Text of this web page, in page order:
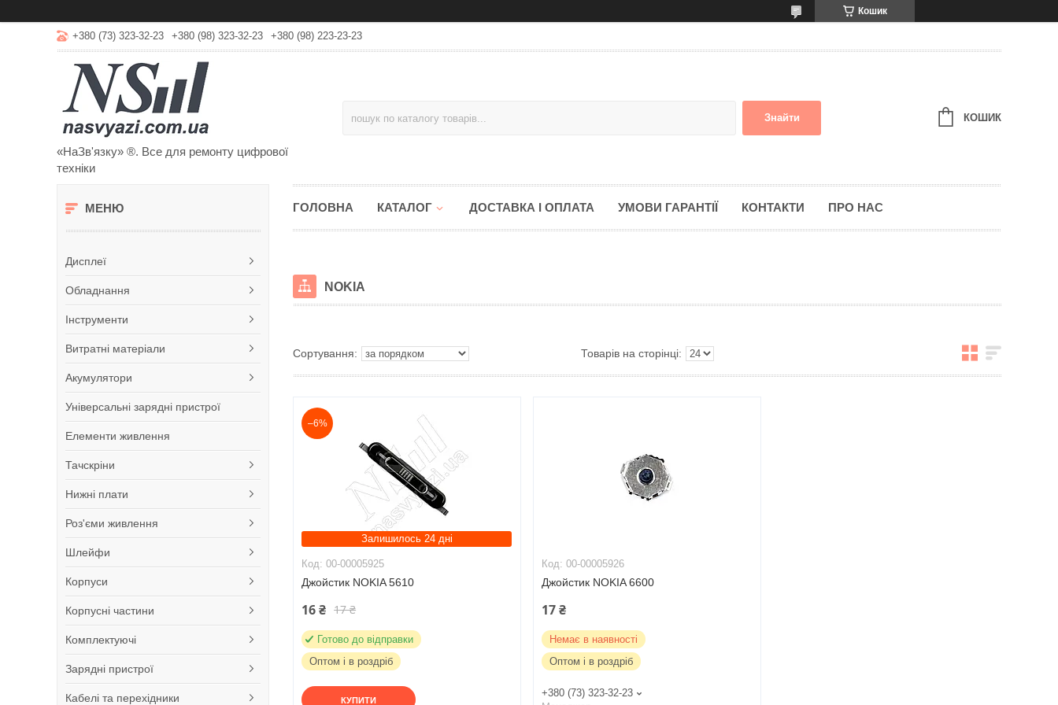
Кошик
+380 (73) 323-32-23 +380 (98) 323-32-23 +380 (98) 223-23-23
«НаЗв'язку» ®. Все для ремонту цифрової
техніки
Знайти КОШИК
Дисплеї
Обладнання
Інструменти
Витратні матеріали
Акумулятори
Універсальні зарядні пристрої
Елементи живлення
Тачскріни
Нижні плати
Роз'єми живлення
Шлейфи
Корпуси
Корпусні частини
Комплектуючі
Зарядні пристрої
Кабелі та перехідники
ГОЛОВНА КАТАЛОГ ДОСТАВКА І ОПЛАТА УМОВИ ГАРАНТІЇ КОНТАКТИ ПРО НАС
NOKIA
–6%
Залишилось 24 дні
00-00005925
Джойстик NOKIA 5610
16 ₴ 17 ₴
Готово до відправки
Оптом і в роздріб
КУПИТИ
00-00005926
Джойстик NOKIA 6600
17 ₴
Немає в наявності
Оптом і в роздріб
+380 (73) 323-32-23